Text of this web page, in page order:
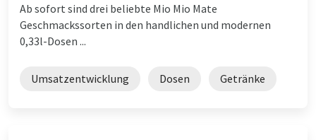
Ab sofort sind drei beliebte Mio Mio Mate
Geschmackssorten in den handlichen und modernen
0,33l-Dosen ...
Umsatzentwicklung Dosen Getränke